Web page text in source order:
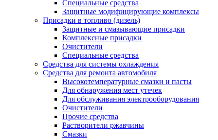
Специальные средства
Защитные модифицирующие комплексы
Присадки в топливо (дизель)
Защитные и смазывающие присадки
Комплексные присадки
Очистители
Специальные средства
Средства для системы охлаждения
Средства для ремонта автомобиля
Высокотемпературные смазки и пасты
Для обнаружения мест утечек
Для обслуживания электрооборудования
Очистители
Прочие средства
Растворители ржавчины
Смазки